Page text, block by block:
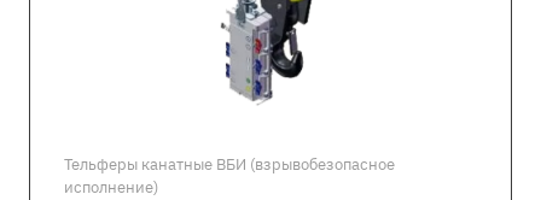
Тельферы канатные ВБИ (взрывобезопасное
исполнение)